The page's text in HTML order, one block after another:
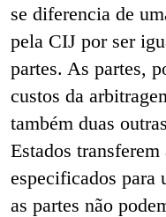
se diferencia de
pela CIJ por ser
partes. As partes,
custos da
também duas
Estados
especificados para
as partes não